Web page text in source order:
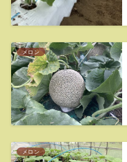
メロン
メロン